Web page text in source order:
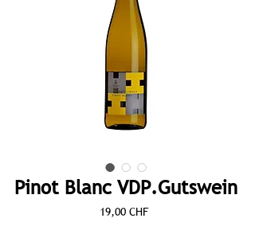
Pinot Blanc VDP.Gutswein
19,00 CHFPrix